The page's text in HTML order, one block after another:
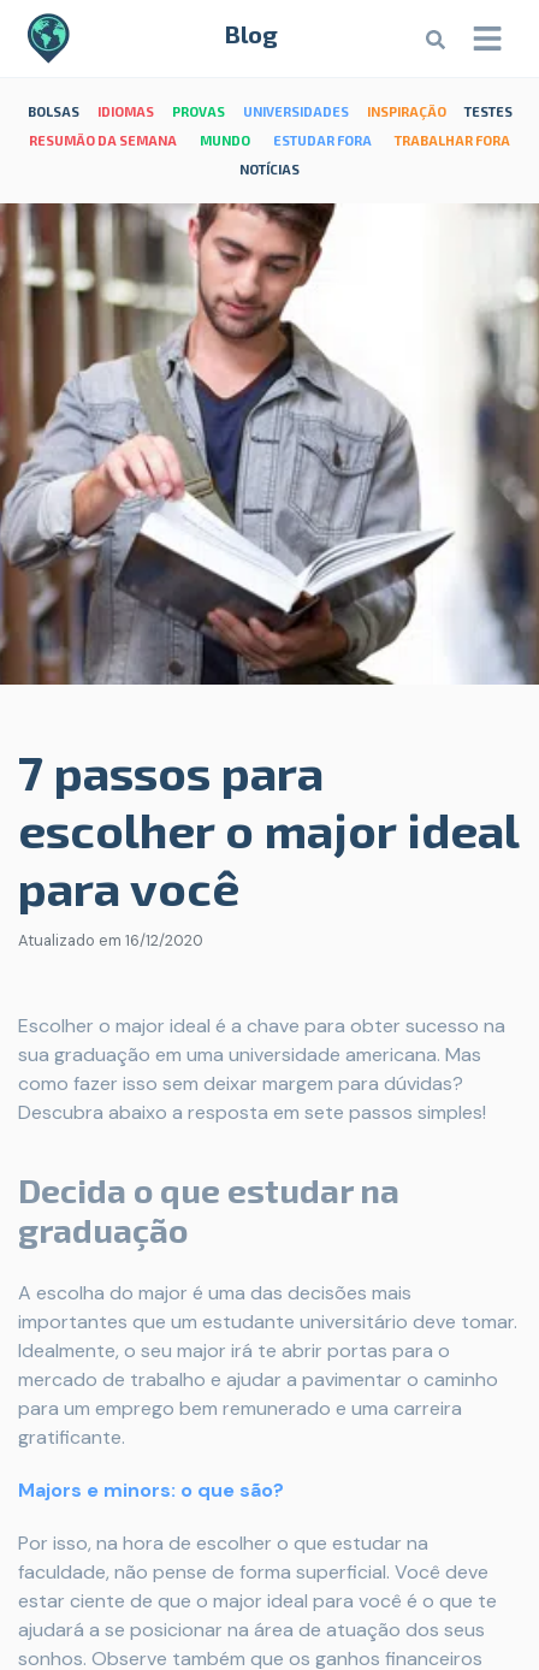
Blog
BOLSAS IDIOMAS PROVAS UNIVERSIDADES INSPIRAÇÃO
TESTES
RESUMÃO DA SEMANA
MUNDO ESTUDAR FORA
TRABALHAR FORA
NOTÍCIAS
7 passos para
escolher o major ideal
para você
Atualizado em 16/12/2020
Escolher o major ideal é a chave para obter sucesso na
sua graduação em uma universidade americana. Mas
como fazer isso sem deixar margem para dúvidas?
Descubra abaixo a resposta em sete passos simples!
Decida o que estudar na
graduação
A escolha do major é uma das decisões mais
importantes que um estudante universitário deve tomar.
Idealmente, o seu major irá te abrir portas para o
mercado de trabalho e ajudar a pavimentar o caminho
para um emprego bem remunerado e uma carreira
gratificante.
Majors e minors: o que são?
Por isso, na hora de escolher o que estudar na
faculdade, não pense de forma superficial. Você deve
estar ciente de que o major ideal para você é o que te
ajudará a se posicionar na área de atuação dos seus
sonhos. Observe também que os ganhos financeiros